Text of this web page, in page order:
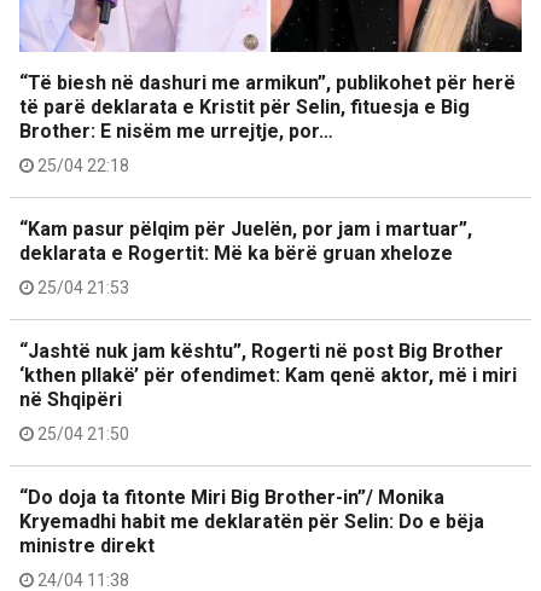
“Të biesh në dashuri me armikun”, publikohet për herë
të parë deklarata e Kristit për Selin, fituesja e Big
Brother: E nisëm me urrejtje, por…
25/04 22:18
“Kam pasur pëlqim për Juelën, por jam i martuar”,
deklarata e Rogertit: Më ka bërë gruan xheloze
25/04 21:53
“Jashtë nuk jam kështu”, Rogerti në post Big Brother
‘kthen pllakë’ për ofendimet: Kam qenë aktor, më i miri
në Shqipëri
25/04 21:50
“Do doja ta fitonte Miri Big Brother-in”/ Monika
Kryemadhi habit me deklaratën për Selin: Do e bëja
ministre direkt
24/04 11:38